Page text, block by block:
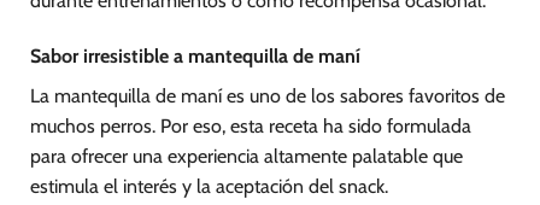
Sabor irresistible a mantequilla de maní
La mantequilla de maní es uno de los sabores favoritos de
muchos perros. Por eso, esta receta ha sido formulada
para ofrecer una experiencia altamente palatable que
estimula el interés y la aceptación del snack.